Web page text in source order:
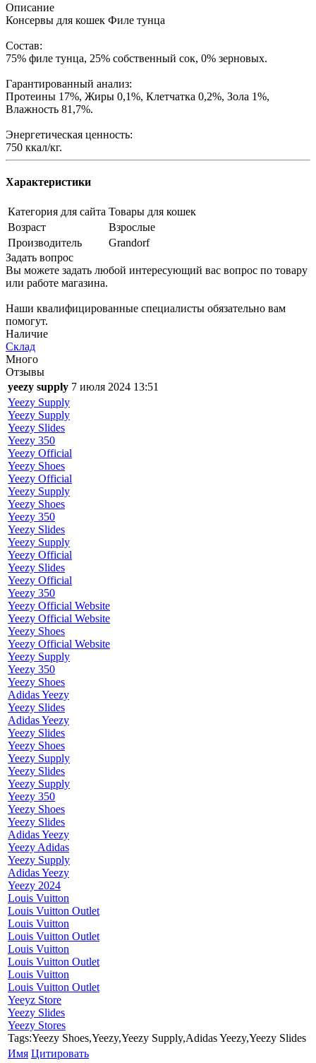
Описание
Консервы для кошек Филе тунца
Состав:
75% филе тунца, 25% собственный сок, 0% зерновых.
Гарантированный анализ:
Протеины 17%, Жиры 0,1%, Клетчатка 0,2%, Зола 1%,
Влажность 81,7%.
Энергетическая ценность:
750 ккал/кг.
Характеристики
Категория для сайта Товары для кошек
Возраст
Взрослые
Производитель
Grandorf
Задать вопрос
Вы можете задать любой интересующий вас вопрос по товару
или работе магазина.
Наши квалифицированные специалисты обязательно вам
помогут.
Наличие
Склад
Много
Отзывы
yeezy supply 7 июля 2024 13:51
Yeezy Supply
Yeezy Supply
Yeezy Slides
Yeezy 350
Yeezy Official
Yeezy Shoes
Yeezy Official
Yeezy Supply
Yeezy Shoes
Yeezy 350
Yeezy Slides
Yeezy Supply
Yeezy Official
Yeezy Slides
Yeezy Official
Yeezy 350
Yeezy Official Website
Yeezy Official Website
Yeezy Shoes
Yeezy Official Website
Yeezy Supply
Yeezy 350
Yeezy Shoes
Adidas Yeezy
Yeezy Slides
Adidas Yeezy
Yeezy Slides
Yeezy Shoes
Yeezy Supply
Yeezy Slides
Yeezy Supply
Yeezy 350
Yeezy Shoes
Yeezy Slides
Adidas Yeezy
Yeezy Adidas
Yeezy Supply
Adidas Yeezy
Yeezy 2024
Louis Vuitton
Louis Vuitton Outlet
Louis Vuitton
Louis Vuitton Outlet
Louis Vuitton
Louis Vuitton Outlet
Louis Vuitton
Louis Vuitton Outlet
Yeeyz Store
Yeezy Slides
Yeezy Stores
Tags:Yeezy Shoes,Yeezy,Yeezy Supply,Adidas Yeezy,Yeezy Slides
Имя Цитировать